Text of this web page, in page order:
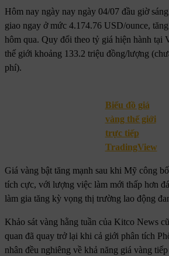
Hôm nay ngày nay ngày 04/07 đầu giờ
giao ngay ở mức 4.174.76 USD/ounce,
hôm qua. Quy đổi theo tỷ giá hiện hành tại
thế giới khoảng 133.2 triệu đồng/lượng
phí).
Biểu đồ giá
vàng thế giới
trực tiếp
TradingView
Giá vàng bật tăng mạnh sau khi Mỹ công
tích cực, với lượng việc làm mới thấp hơn
làm gia tăng kỳ vọng thị trường lao động
Khảo sát vàng hằng tuần của Kitco News
quan đã quay trở lại khi cả giới phân tích
nhân đều nghiêng về khả năng giá vàng